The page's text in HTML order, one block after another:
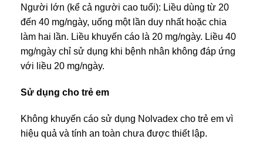
Người lớn (kể cả người cao tuổi): Liều dùng từ 20
đến 40 mg/ngày, uống một lần duy nhất hoặc chia
làm hai lần. Liều khuyến cáo là 20 mg/ngày. Liều 40
mg/ngày chỉ sử dụng khi bệnh nhân không đáp ứng
với liều 20 mg/ngày.
Sử dụng cho trẻ em
Không khuyến cáo sử dụng Nolvadex cho trẻ em vì
hiệu quả và tính an toàn chưa được thiết lập.